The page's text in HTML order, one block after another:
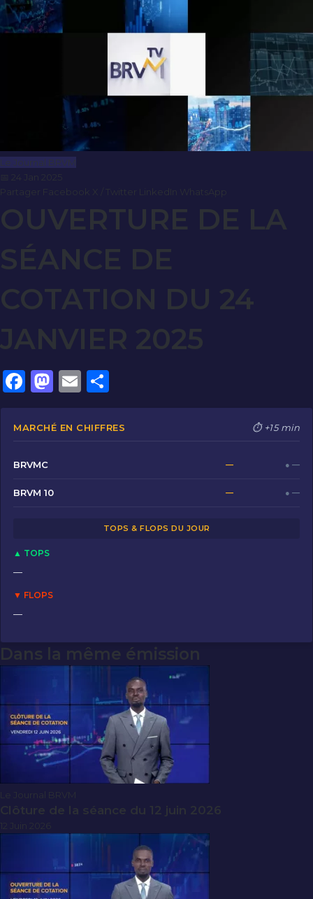
Le Journal BRVM
OUVERTURE DE LA
SÉANCE DE
COTATION DU 24
JANVIER 2025
F
a
c
b
o
o
M
a
st
o
n
E
m
ai
ar
ta
MARCHÉ EN CHIFFRES ⏱ +15 min
BRVMC — ● —
BRVM 10 — ● —
TOPS & FLOPS DU JOUR
▲ TOPS
—
▼ FLOPS
—
Dans la même émission
Le Journal BRVM
Clôture de la séance du 12 juin 2026